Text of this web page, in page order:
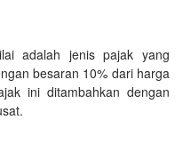
adalah jenis pajak yang
besaran 10% dari harga
ini ditambahkan dengan